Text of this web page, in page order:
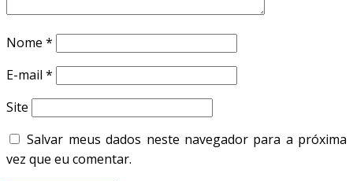
Nome *
E-mail *
Site
Salvar meus dados neste navegador para a próxima
vez que eu comentar.